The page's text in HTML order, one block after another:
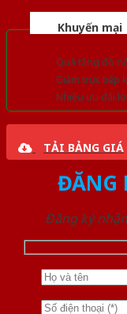
Khuyến mại
Quà tặng đồ
Giảm trực tiếp
Nhiều ưu đãi
TẢI BẢNG GIÁ
ĐĂNG
Đăng ký